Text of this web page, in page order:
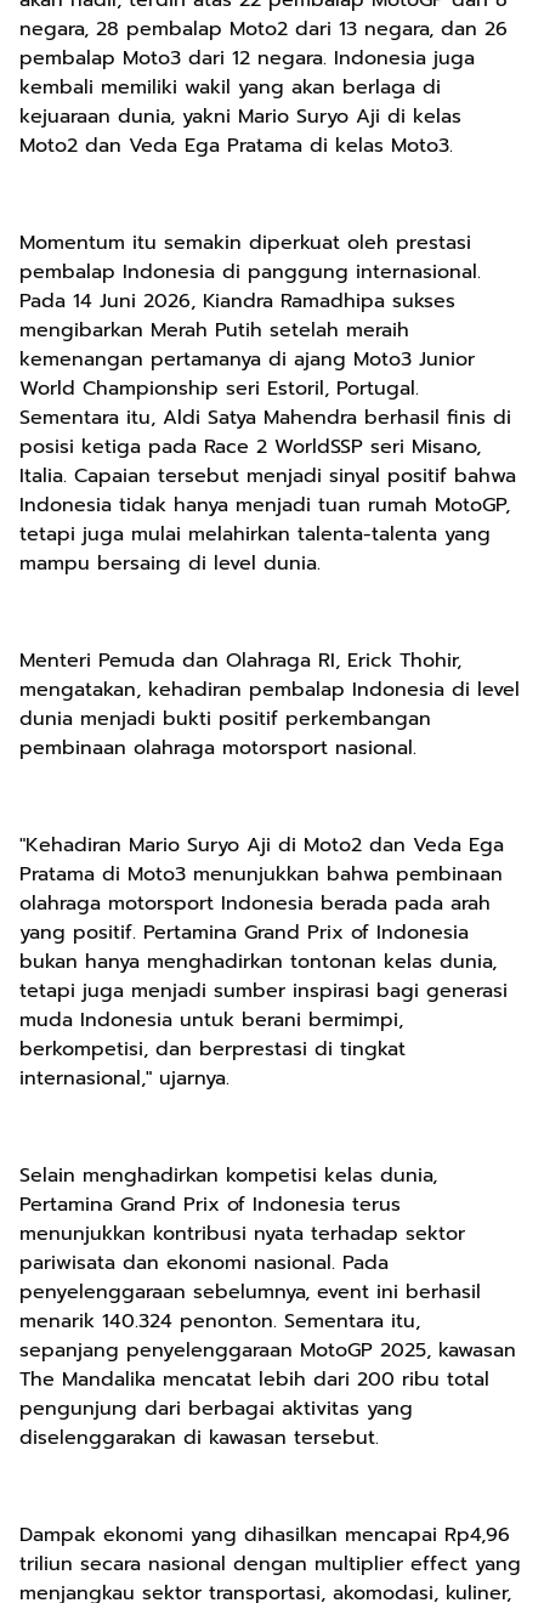
negara, 28 pembalap Moto2 dari 13 negara, dan 26
pembalap Moto3 dari 12 negara. Indonesia juga
kembali memiliki wakil yang akan berlaga di
kejuaraan dunia, yakni Mario Suryo Aji di kelas
Moto2 dan Veda Ega Pratama di kelas Moto3.
Momentum itu semakin diperkuat oleh prestasi
pembalap Indonesia di panggung internasional.
Pada 14 Juni 2026, Kiandra Ramadhipa sukses
mengibarkan Merah Putih setelah meraih
kemenangan pertamanya di ajang Moto3 Junior
World Championship seri Estoril, Portugal.
Sementara itu, Aldi Satya Mahendra berhasil finis di
posisi ketiga pada Race 2 WorldSSP seri Misano,
Italia. Capaian tersebut menjadi sinyal positif bahwa
Indonesia tidak hanya menjadi tuan rumah MotoGP,
tetapi juga mulai melahirkan talenta-talenta yang
mampu bersaing di level dunia.
Menteri Pemuda dan Olahraga RI, Erick Thohir,
mengatakan, kehadiran pembalap Indonesia di level
dunia menjadi bukti positif perkembangan
pembinaan olahraga motorsport nasional.
"Kehadiran Mario Suryo Aji di Moto2 dan Veda Ega
Pratama di Moto3 menunjukkan bahwa pembinaan
olahraga motorsport Indonesia berada pada arah
yang positif. Pertamina Grand Prix of Indonesia
bukan hanya menghadirkan tontonan kelas dunia,
tetapi juga menjadi sumber inspirasi bagi generasi
muda Indonesia untuk berani bermimpi,
berkompetisi, dan berprestasi di tingkat
internasional," ujarnya.
Selain menghadirkan kompetisi kelas dunia,
Pertamina Grand Prix of Indonesia terus
menunjukkan kontribusi nyata terhadap sektor
pariwisata dan ekonomi nasional. Pada
penyelenggaraan sebelumnya, event ini berhasil
menarik 140.324 penonton. Sementara itu,
sepanjang penyelenggaraan MotoGP 2025, kawasan
The Mandalika mencatat lebih dari 200 ribu total
pengunjung dari berbagai aktivitas yang
diselenggarakan di kawasan tersebut.
Dampak ekonomi yang dihasilkan mencapai Rp4,96
triliun secara nasional dengan multiplier effect yang
menjangkau sektor transportasi, akomodasi, kuliner,